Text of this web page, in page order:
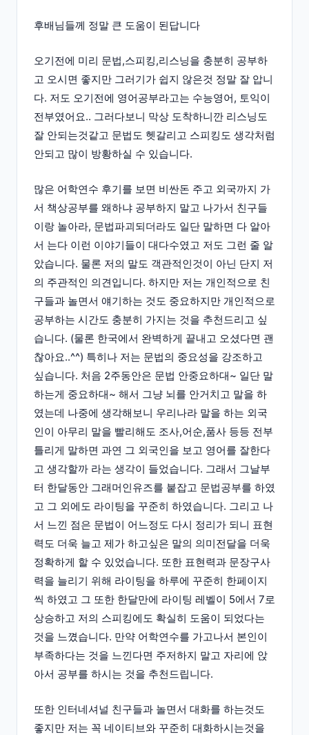
후배님들께 정말 큰 도움이 된답니다
오기전에 미리 문법,스피킹,리스닝을 충분히 공부하
고 오시면 좋지만 그러기가 쉽지 않은것 정말 잘 압니
다. 저도 오기전에 영어공부라고는 수능영어, 토익이
전부였어요.. 그러다보니 막상 도착하니깐 리스닝도
잘 안되는것같고 문법도 헷갈리고 스피킹도 생각처럼
안되고 많이 방황하실 수 있습니다.
많은 어학연수 후기를 보면 비싼돈 주고 외국까지 가
서 책상공부를 왜하냐 공부하지 말고 나가서 친구들
이랑 놀아라, 문법파괴되더라도 일단 말하면 다 알아
서 는다 이런 이야기들이 대다수였고 저도 그런 줄 알
았습니다. 물론 저의 말도 객관적인것이 아닌 단지 저
의 주관적인 의견입니다. 하지만 저는 개인적으로 친
구들과 놀면서 얘기하는 것도 중요하지만 개인적으로
공부하는 시간도 충분히 가지는 것을 추천드리고 싶
습니다. (물론 한국에서 완벽하게 끝내고 오셨다면 괜
찮아요..^^) 특히나 저는 문법의 중요성을 강조하고
싶습니다. 처음 2주동안은 문법 안중요하대~ 일단 말
하는게 중요하대~ 해서 그냥 뇌를 안거치고 말을 하
였는데 나중에 생각해보니 우리나라 말을 하는 외국
인이 아무리 말을 빨리해도 조사,어순,품사 등등 전부
틀리게 말하면 과연 그 외국인을 보고 영어를 잘한다
고 생각할까 라는 생각이 들었습니다. 그래서 그날부
터 한달동안 그래머인유즈를 붙잡고 문법공부를 하였
고 그 외에도 라이팅을 꾸준히 하였습니다. 그리고 나
서 느낀 점은 문법이 어느정도 다시 정리가 되니 표현
력도 더욱 늘고 제가 하고싶은 말의 의미전달을 더욱
정확하게 할 수 있었습니다. 또한 표현력과 문장구사
력을 늘리기 위해 라이팅을 하루에 꾸준히 한페이지
씩 하였고 그 또한 한달만에 라이팅 레벨이 5에서 7로
상승하고 저의 스피킹에도 확실히 도움이 되었다는
것을 느꼈습니다. 만약 어학연수를 가고나서 본인이
부족하다는 것을 느낀다면 주저하지 말고 자리에 앉
아서 공부를 하시는 것을 추천드립니다.
또한 인터네셔널 친구들과 놀면서 대화를 하는것도
좋지만 저는 꼭 네이티브와 꾸준히 대화하시는것을